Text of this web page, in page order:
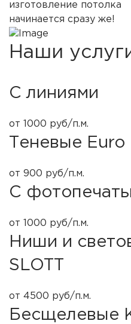
изготовление потолка
начинается сразу же!
Наши
С линиями
от 1000 руб/п.м.
Теневые Euro
от 900 руб/п.м.
С
от 1000 руб/п.м.
Ниши и
SLOTT
от 4500 руб/п.м.
Бесщелевые